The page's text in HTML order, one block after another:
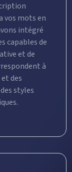
vos mots en
intégré
capables de
et de
à
des
styles